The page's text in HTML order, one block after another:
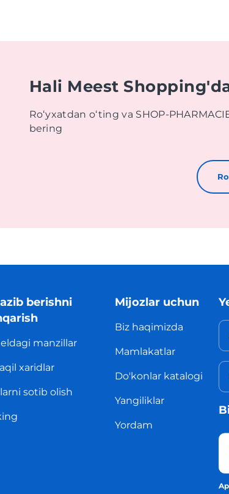
Hali Meest
Roʻyxatdan oʻting va SHOP-
bering
berishni
manzillar
xaridlar
sotib olish
Mijozlar uchun
Biz haqimizda
Mamlakatlar
Do'konlar katalogi
Yangiliklar
Yordam